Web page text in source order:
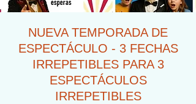
NUEVA TEMPORADA DE
ESPECTÁCULO - 3 FECHAS
IRREPETIBLES PARA 3
ESPECTÁCULOS
IRREPETIBLES